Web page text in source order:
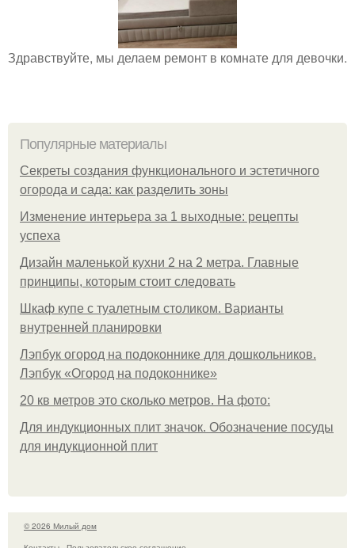
Здравствуйте, мы делаем ремонт в комнате для девочки.
Популярные материалы
Секреты создания функционального и эстетичного
огорода и сада: как разделить зоны
Изменение интерьера за 1 выходные: рецепты
успеха
Дизайн маленькой кухни 2 на 2 метра. Главные
принципы, которым стоит следовать
Шкаф купе с туалетным столиком. Варианты
внутренней планировки
Лэпбук огород на подоконнике для дошкольников.
Лэпбук «Огород на подоконнике»
20 кв метров это сколько метров. На фото:
Для индукционных плит значок. Обозначение посуды
для индукционной плит
© 2026 Милый дом